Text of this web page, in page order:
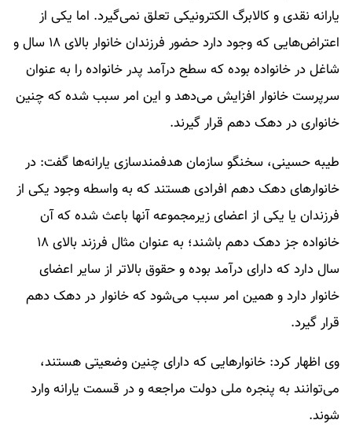
یارانه نقدی و کالابرگ الکترونیکی تعلق نمی‌گیرد. اما یکی از
اعتراض‌هایی که وجود دارد حضور فرزندان خانوار بالای ۱۸ سال و
شاغل در خانواده بوده که سطح درآمد پدر خانواده را به عنوان
سرپرست خانوار افزایش می‌دهد و این امر سبب شده که چنین
خانواری در دهک دهم قرار گیرند.
طیبه حسینی، سخنگو سازمان هدفمندسازی یارانه‌ها گفت: در
خانوارهای دهک دهم افرادی هستند که به واسطه وجود یکی از
فرزندان یا یکی از اعضای زیرمجموعه آنها باعث شده که آن
خانواده جز دهک دهم باشند؛ به عنوان مثال فرزند بالای ۱۸
سال دارد که دارای درآمد بوده و حقوق بالاتر از سایر اعضای
خانوار دارد و همین امر سبب می‌شود که خانوار در دهک دهم
قرار گیرد.
وی اظهار کرد: خانوارهایی که دارای چنین وضعیتی هستند،
می‌توانند به پنجره ملی دولت مراجعه و در قسمت یارانه وارد
شوند.